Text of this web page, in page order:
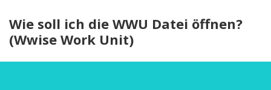
Wie soll ich die WWU Datei öffnen?
(Wwise Work Unit)